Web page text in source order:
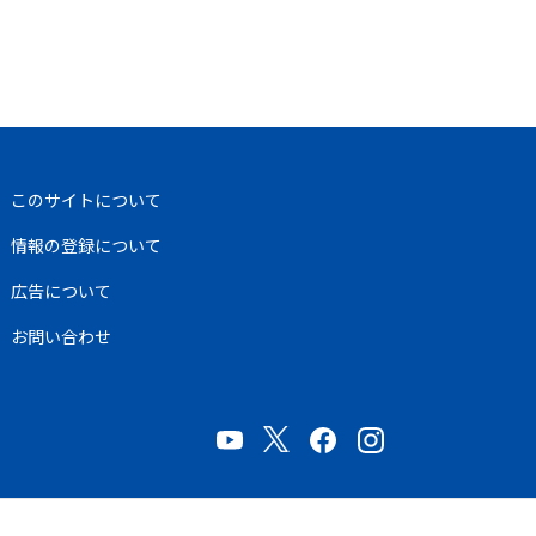
このサイトについて
情報の登録について
広告について
お問い合わせ